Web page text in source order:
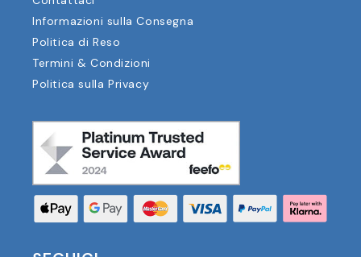
Informazioni sulla Consegna
Politica di Reso
Termini & Condizioni
Politica sulla Privacy